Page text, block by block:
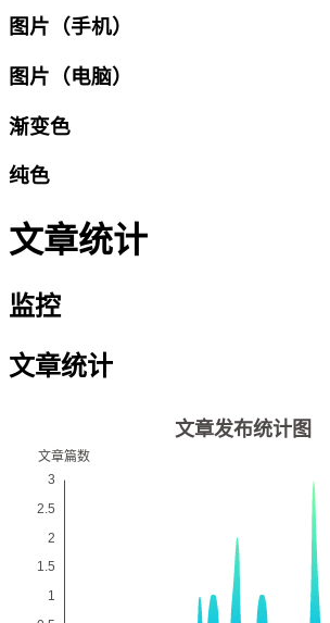
图片（手机）
图片（电脑）
渐变色
纯色
文章统计
监控
文章统计